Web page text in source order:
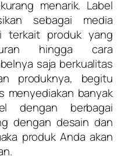
menarik. Label
sebagai media
terkait produk yang
hingga cara
saja berkualitas
produknya, begitu
menyediakan banyak
dengan berbagai
dengan desain dan
produk Anda akan